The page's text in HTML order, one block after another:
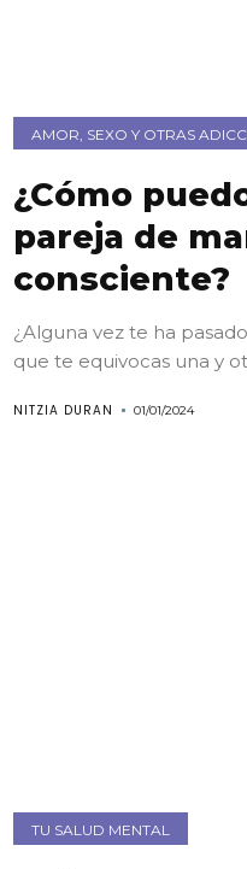
AMOR, SEXO Y OTRAS
¿Cómo
pareja de
consciente?
¿Alguna vez te ha
que te equivocas una y
NITZIA DURAN 01/01/2024
TU SALUD MENTAL